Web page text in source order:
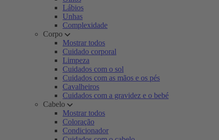
Lábios
Unhas
Complexidade
Corpo
Mostrar todos
Cuidado corporal
Limpeza
Cuidados com o sol
Cuidados com as mãos e os pés
Cavalheiros
Cuidados com a gravidez e o bebé
Cabelo
Mostrar todos
Coloração
Condicionador